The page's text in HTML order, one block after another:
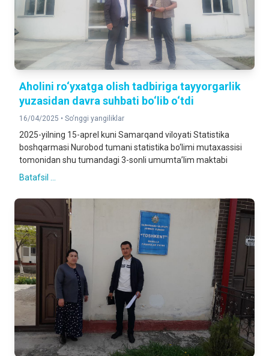
Aholini ro‘yxatga olish tadbiriga tayyorgarlik
yuzasidan davra suhbati bo‘lib o‘tdi
16/04/2025 • So‘nggi yangiliklar
2025-yilning 15-aprel kuni Samarqand viloyati Statistika
boshqarmasi Nurobod tumani statistika bo‘limi mutaxassisi
tomonidan shu tumandagi 3-sonli umumta’lim maktabi
Batafsil ...